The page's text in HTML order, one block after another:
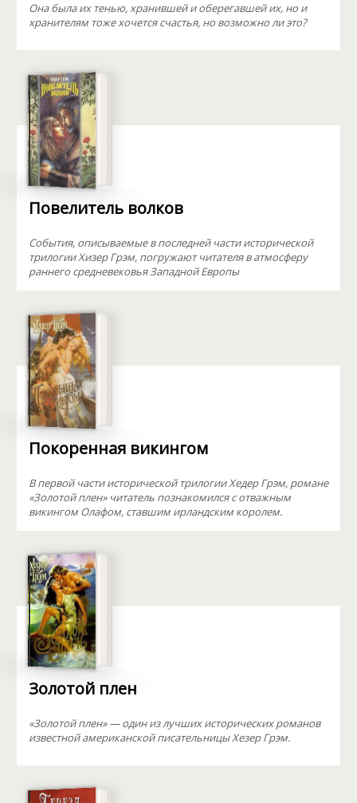
Она была их тенью, хранившей и оберегавшей их, но и
хранителям тоже хочется счастья, но возможно ли это?
Повелитель волков
События, описываемые в последней части исторической
трилогии Хизер Грэм, погружают читателя в атмосферу
раннего средневековья Западной Европы
Покоренная викингом
В первой части исторической трилогии Хедер Грэм, романе
«Золотой плен» читатель познакомился с отважным
викингом Олафом, ставшим ирландским королем.
Золотой плен
«Золотой плен» — один из лучших исторических романов
известной американской писательницы Хезер Грэм.